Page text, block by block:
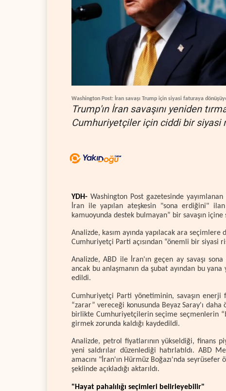
Washington Post: İran savaşı Trump için siyasi faturaya
Trump'ın İran savaşını yeniden
Cumhuriyetçiler için ciddi bir siyasi
YDH- Washington Post gazetesinde
İran ile yapılan ateşkesin "sona erdiğini"
kamuoyunda destek bulmayan” bir savaşın
Analizde, kasım ayında yapılacak ara seçimlere
Cumhuriyetçi Parti açısından “önemli bir siyasi
Analizde, ABD ile İran'ın geçen ay savaşı
ancak bu anlaşmanın da şubat ayından bu
edildi.
Cumhuriyetçi Parti yönetiminin, savaşın enerji
“zarar” vereceği konusunda Beyaz Saray'ı
birlikte Cumhuriyetçilerin seçime seçmenlerin
girmek zorunda kaldığı kaydedildi.
Analizde, petrol fiyatlarının yükseldiği, finans
yeni saldırılar düzenlediği hatırlatıldı. ABD
amacını "İran'ın Hürmüz Boğazı'nda
şeklinde açıkladığı aktarıldı.
"Hayat pahalılığı seçimleri belirleyebilir"